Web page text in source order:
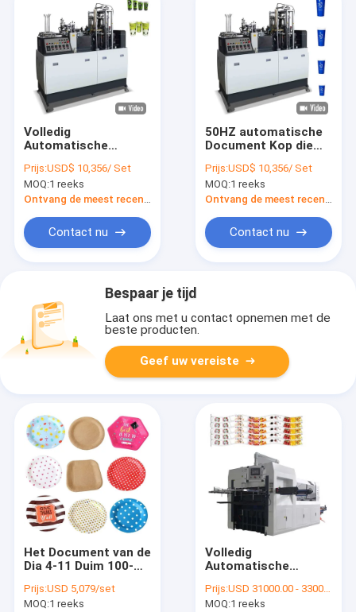
Volledig
Automatische
Machinedocument
maken het Vormen
van Machine tot een
Prijs:USD$ 10,356/ Set
MOQ:1 reeks
Ontvang de meest recente Prijs
Contact nu
50HZ automatische
Document Kop die
Roomijs maken het
Maken van Machine
tot een kom vormen
Prijs:USD$ 10,356/ Set
MOQ:1 reeks
Ontvang de meest recente Prijs
Contact nu
Bespaar je tijd
Laat ons met u contact opnemen met de
beste producten.
Geef uw vereiste
Het Document van de
Dia 4-11 Duim 100-
Machines
Automatisch maken
Prijs:USD 5,079/set
MOQ:1 reeks
Volledig
Automatische
Snijmachine die
Gelamineerd
Prijs:USD 31000.00 - 33000.00 per set
MOQ:1 reeks